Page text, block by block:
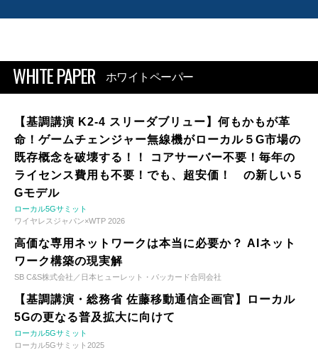
WHITE PAPER ホワイトペーパー
【基調講演 K2-4 スリーダブリュー】何もかもが革
命！ゲームチェンジャー無線機がローカル５G市場の
既存概念を破壊する！！ コアサーバー不要！毎年の
ライセンス費用も不要！でも、超安価！ の新しい５
Gモデル
ローカル5Gサミット
ワイヤレスジャパン×WTP 2026
高価な専用ネットワークは本当に必要か？ AIネット
ワーク構築の現実解
SB C&S株式会社／日本ヒューレット・パッカード合同会社
【基調講演・総務省 佐藤移動通信企画官】ローカル
5Gの更なる普及拡大に向けて
ローカル5Gサミット
ローカル5Gサミット2025